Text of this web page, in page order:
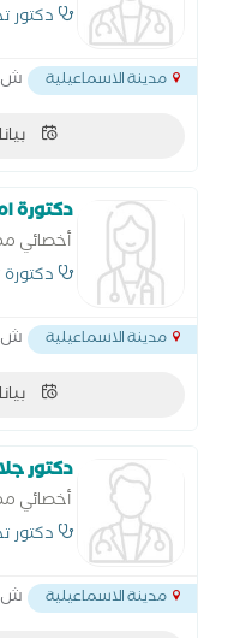
مدينة الاسماعيلية ش
دكتورة
أخصائي
مدينة الاسماعيلية ش
دكتور
أخصائي
مدينة الاسماعيلية ش